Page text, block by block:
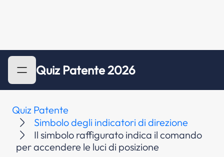
Quiz Patente 2026
Quiz Patente
Simbolo degli indicatori di direzione
Il simbolo raffigurato indica il comando
per accendere le luci di posizione